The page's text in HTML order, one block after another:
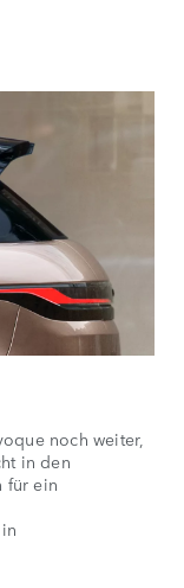
noch weiter,
in den
für ein